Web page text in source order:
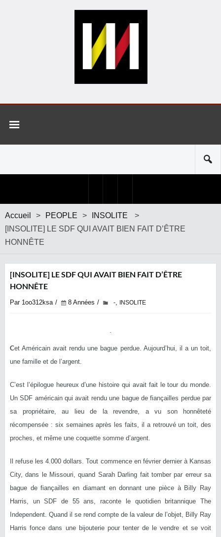
Accueil > PEOPLE > INSOLITE
>
[INSOLITE] LE SDF QUI AVAIT BIEN FAIT D’ÊTRE
HONNÊTE
[INSOLITE] LE SDF QUI AVAIT BIEN FAIT D’ÊTRE
HONNÊTE
Par 1oo312ksa 8 Années -, INSOLITE
Cet Américain avait rendu une bague perdue. Aujourd’hui, il a un toit,
une famille et de l’argent.
C’est l’épilogue heureux d’une histoire qui avait fait le tour du monde.
Un SDF américain qui avait rendu une bague de fiançailles perdue par
sa propriétaire, au lieu de la revendre, a vu son honnêteté
récompensée : six semaines après les faits, il a retrouvé un toit, des
proches, et même une coquette somme d’argent.
Il refuse les 4.000 dollars. Tout commence en février dernier à Kansas
City, dans le Missouri, quand Sarah Darling fait tomber par erreur sa
bague de fiançailles en diamant en donnant une pièce à Billy Ray
Harris, un SDF de 55 ans, raconte le quotidien britannique The
Independent. Quand il se rend compte de la valeur de l’objet, Billy Ray
Harris fonce dans une bijouterie pour tenter de le vendre et se voit